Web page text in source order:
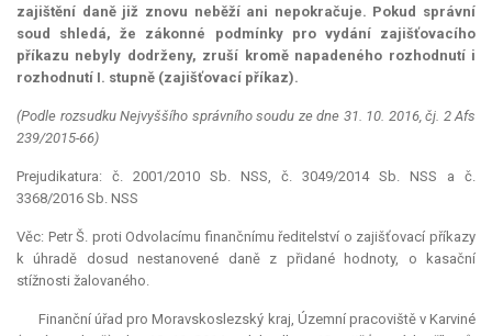
zajištění daně již znovu neběží ani nepokračuje. Pokud správní
soud shledá, že zákonné podmínky pro vydání zajišťovacího
příkazu nebyly dodrženy, zruší kromě napadeného rozhodnutí i
rozhodnutí I. stupně (zajišťovací příkaz).
(Podle rozsudku Nejvyššího správního soudu ze dne 31. 10. 2016, čj. 2 Afs
239/2015-66)
Prejudikatura: č. 2001/2010 Sb. NSS, č. 3049/2014 Sb. NSS a č.
3368/2016 Sb. NSS
Věc: Petr Š. proti Odvolacímu finančnímu ředitelství o zajišťovací příkazy
k úhradě dosud nestanovené daně z přidané hodnoty, o kasační
stížnosti žalovaného.
Finanční úřad pro Moravskoslezský kraj, Územní pracoviště v Karviné